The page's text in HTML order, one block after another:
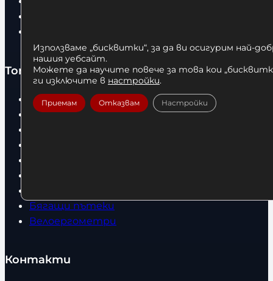
Топ категории
Бокс
Боксови чували
Бягащи пътеки
Велоергометри
Контакти
Използваме „бисквитки“, за да ви осигурим най-
нашия уебсайт.
Можете да научите повече за това кои
ги изключите в настройки.
Приемам Отказвам Настройки